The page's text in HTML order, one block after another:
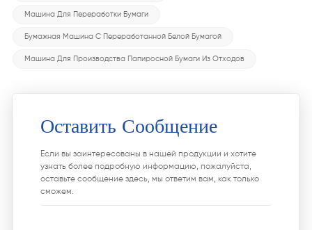
Машина Для Переработки Бумаги
Бумажная Машина С Переработанной Белой Бумагой
Машина Для Производства Папиросной Бумаги Из Отходов
Оставить Сообщение
Если вы заинтересованы в нашей продукции и хотите
узнать более подробную информацию, пожалуйста,
оставьте сообщение здесь, мы ответим вам, как только
сможем.